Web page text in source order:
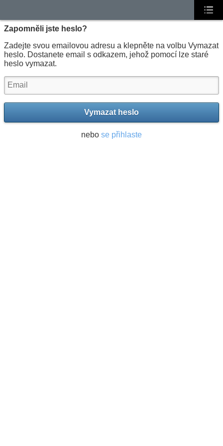
Zapomněli jste heslo?
Zadejte svou emailovou adresu a klepněte na volbu Vymazat
heslo. Dostanete email s odkazem, jehož pomocí lze staré
heslo vymazat.
Vymazat heslo
nebo se přihlaste